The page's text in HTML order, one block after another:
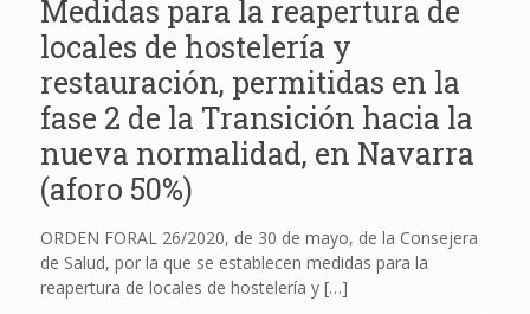
Medidas para la reapertura de
locales de hostelería y
restauración, permitidas en la
fase 2 de la Transición hacia la
nueva normalidad, en Navarra
(aforo 50%)
ORDEN FORAL 26/2020, de 30 de mayo, de la Consejera
de Salud, por la que se establecen medidas para la
reapertura de locales de hostelería y[…]